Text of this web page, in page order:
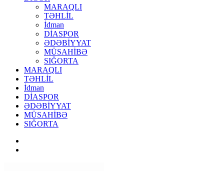
MARAQLI
TƏHLİL
İdman
DİASPOR
ƏDƏBİYYAT
MÜSAHİBƏ
SIĞORTA
MARAQLI
TƏHLİL
İdman
DİASPOR
ƏDƏBİYYAT
MÜSAHİBƏ
SIĞORTA